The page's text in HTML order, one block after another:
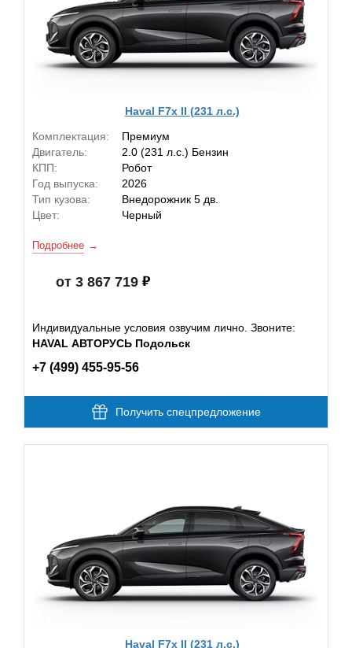
Haval F7x II (231 л.с.)
Комплектация:
Премиум
Двигатель:
2.0 (231 л.с.) Бензин
КПП:
Робот
Год выпуска:
2026
Тип кузова:
Внедорожник 5 дв.
Цвет:
Черный
Подробнее
от 3 867 719
Индивидуальные условия озвучим лично. Звоните:
HAVAL АВТОРУСЬ Подольск
+7 (499) 455-95-56
Получить спецпредложение
Haval F7x II (231 л.с.)